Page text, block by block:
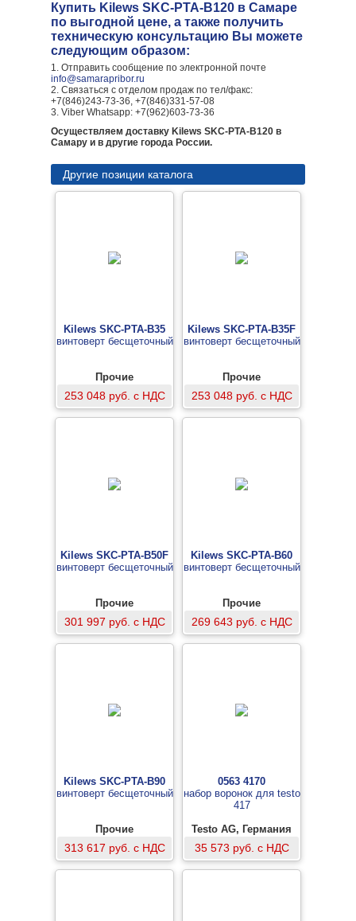
Купить Kilews SKC-PTA-B120 в Самаре
по выгодной цене, а также получить
техническую консультацию Вы можете
следующим образом:
1. Отправить сообщение по электронной почте
info@samarapribor.ru
2. Связаться с отделом продаж по тел/факс:
+7(846)243-73-36, +7(846)331-57-08
3. Viber Whatsapp: +7(962)603-73-36
Осуществляем доставку Kilews SKC-PTA-B120 в
Самару и в другие города России.
Другие позиции каталога
Kilews SKC-PTA-B35
винтоверт бесщеточный
Прочие
253 048 руб. с НДС
Kilews SKC-PTA-B35F
винтоверт бесщеточный
Прочие
253 048 руб. с НДС
Kilews SKC-PTA-B50F
винтоверт бесщеточный
Прочие
301 997 руб. с НДС
Kilews SKC-PTA-B60
винтоверт бесщеточный
Прочие
269 643 руб. с НДС
Kilews SKC-PTA-B90
винтоверт бесщеточный
Прочие
313 617 руб. с НДС
0563 4170
набор воронок для testo
417
Testo AG, Германия
35 573 руб. с НДС